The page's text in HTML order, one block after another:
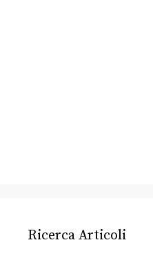
Ricerca Articoli